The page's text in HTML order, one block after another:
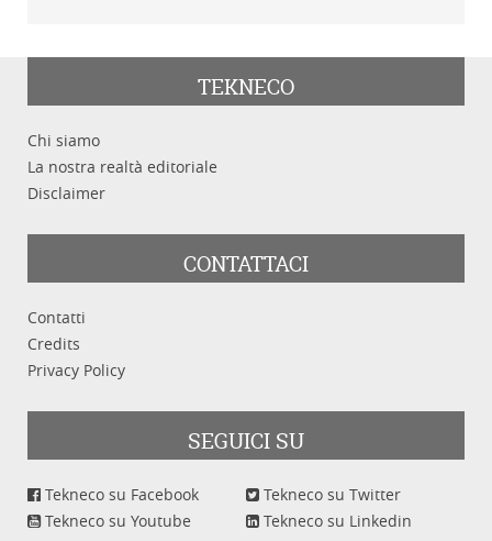
TEKNECO
Chi siamo
La nostra realtà editoriale
Disclaimer
CONTATTACI
Contatti
Credits
Privacy Policy
SEGUICI SU
Tekneco su Facebook
Tekneco su Twitter
Tekneco su Youtube
Tekneco su Linkedin